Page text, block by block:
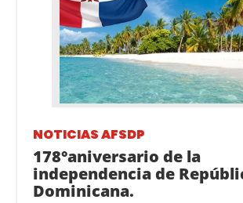
NOTICIAS AFSDP
178°aniversario de la
independencia de
Dominicana.